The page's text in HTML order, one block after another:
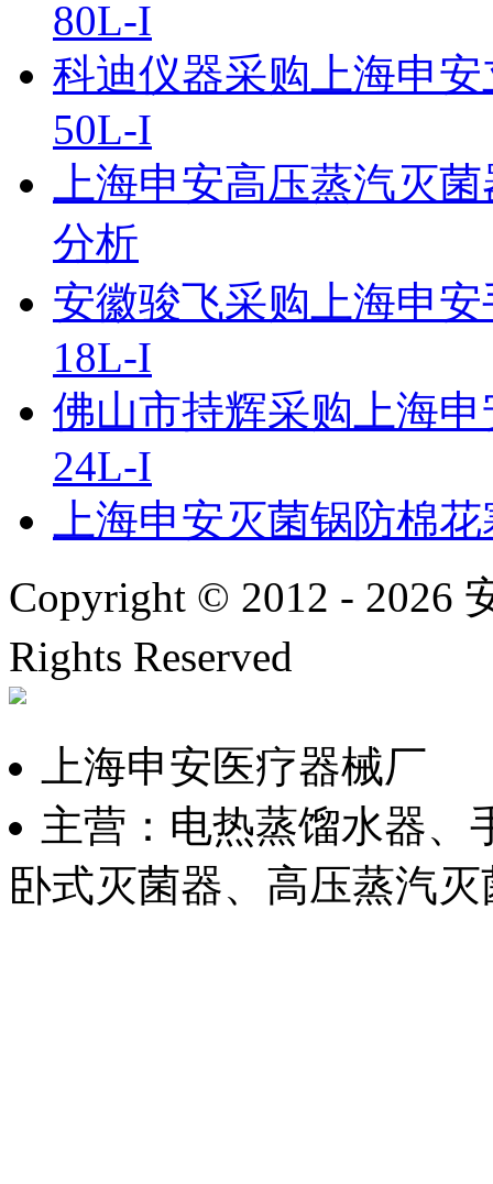
80L-I
科迪仪器采购上海申
50L-I
上海申安高压蒸汽灭
分析
安徽骏飞采购上海申
18L-I
佛山市持辉采购上海
24L-I
上海申安灭菌锅防棉
Copyright © 2012 - 2026
Rights Reserved
上海申安医疗器械厂
主营：电热蒸馏水器、
卧式灭菌器、高压蒸汽灭